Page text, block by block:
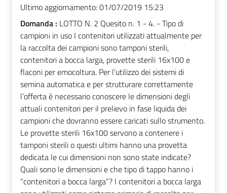
Ultimo aggiornamento:01/07/2019 15:23
Domanda : LOTTO N. 2 Quesito n. 1 - 4. - Tipo di
campioni in uso I contenitori utilizzati attualmente per
la raccolta dei campioni sono tamponi sterili,
contenitori a bocca larga, provette sterili 16x100 e
flaconi per emocoltura. Per l’utilizzo dei sistemi di
semina automatica e per strutturare correttamente
l’offerta è necessario conoscere le dimensioni degli
attuali contenitori per il prelievo in fase liquida dei
campioni che dovranno essere caricati sullo strumento.
Le provette sterili 16x100 servono a contenere i
tamponi sterili o questi ultimi hanno una provetta
dedicata le cui dimensioni non sono state indicate?
Quali sono le dimensioni e che tipo di tappo hanno i
“contenitori a bocca larga”? I contenitori a bocca larga